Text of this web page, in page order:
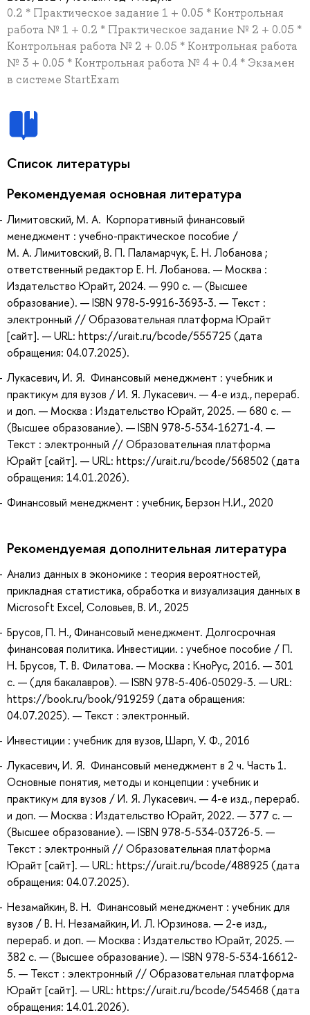
0.2 * Практическое задание 1 + 0.05 * Контрольная
работа № 1 + 0.2 * Практическое задание № 2 + 0.05 *
Контрольная работа № 2 + 0.05 * Контрольная работа
№ 3 + 0.05 * Контрольная работа № 4 + 0.4 * Экзамен
в системе StartExam
Список литературы
Рекомендуемая основная литература
Лимитовский, М. А. Корпоративный финансовый
менеджмент : учебно-практическое пособие /
М. А. Лимитовский, В. П. Паламарчук, Е. Н. Лобанова ;
ответственный редактор Е. Н. Лобанова. — Москва :
Издательство Юрайт, 2024. — 990 с. — (Высшее
образование). — ISBN 978-5-9916-3693-3. — Текст :
электронный // Образовательная платформа Юрайт
[сайт]. — URL: https://urait.ru/bcode/555725 (дата
обращения: 04.07.2025).
Лукасевич, И. Я. Финансовый менеджмент : учебник и
практикум для вузов / И. Я. Лукасевич. — 4-е изд., перераб.
и доп. — Москва : Издательство Юрайт, 2025. — 680 с. —
(Высшее образование). — ISBN 978-5-534-16271-4. —
Текст : электронный // Образовательная платформа
Юрайт [сайт]. — URL: https://urait.ru/bcode/568502 (дата
обращения: 14.01.2026).
Финансовый менеджмент : учебник, Берзон Н.И., 2020
Рекомендуемая дополнительная литература
Анализ данных в экономике : теория вероятностей,
прикладная статистика, обработка и визуализация данных в
Microsoft Excel, Соловьев, В. И., 2025
Брусов, П. Н., Финансовый менеджмент. Долгосрочная
финансовая политика. Инвестиции. : учебное пособие / П.
Н. Брусов, Т. В. Филатова. — Москва : КноРус, 2016. — 301
с. — (для бакалавров). — ISBN 978-5-406-05029-3. — URL:
https://book.ru/book/919259 (дата обращения:
04.07.2025). — Текст : электронный.
Инвестиции : учебник для вузов, Шарп, У. Ф., 2016
Лукасевич, И. Я. Финансовый менеджмент в 2 ч. Часть 1.
Основные понятия, методы и концепции : учебник и
практикум для вузов / И. Я. Лукасевич. — 4-е изд., перераб.
и доп. — Москва : Издательство Юрайт, 2022. — 377 с. —
(Высшее образование). — ISBN 978-5-534-03726-5. —
Текст : электронный // Образовательная платформа
Юрайт [сайт]. — URL: https://urait.ru/bcode/488925 (дата
обращения: 04.07.2025).
Незамайкин, В. Н. Финансовый менеджмент : учебник для
вузов / В. Н. Незамайкин, И. Л. Юрзинова. — 2-е изд.,
перераб. и доп. — Москва : Издательство Юрайт, 2025. —
382 с. — (Высшее образование). — ISBN 978-5-534-16612-
5. — Текст : электронный // Образовательная платформа
Юрайт [сайт]. — URL: https://urait.ru/bcode/545468 (дата
обращения: 14.01.2026).